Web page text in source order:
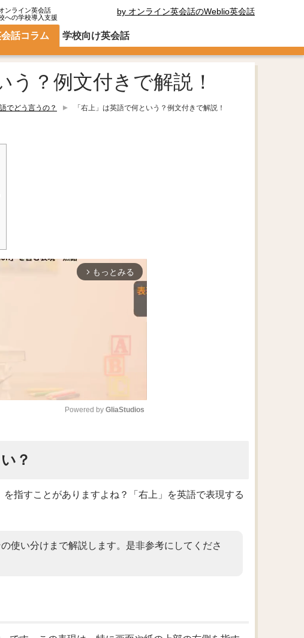
ンライン英会話
への学校導入支援
by オンライン英会話のWeblio英会話
話コラム 学校向け英会話
う？例文付きで解説！
でどう言うの？ 「右上」は英語で何という？例文付きで解説！
arrow_forward_ios もっとみる
e
Powered by GliaStudios
？
指すことがありますよね？「右上」を英語で表現する
使い分けまで解説します。是非参考にしてくださ